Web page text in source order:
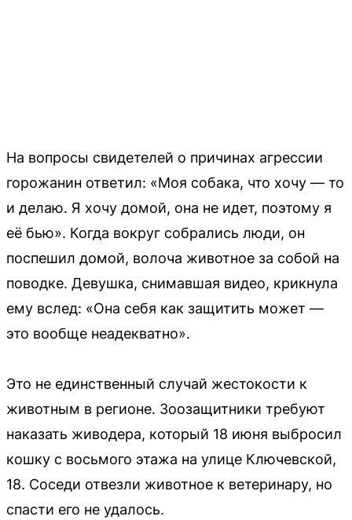
На вопросы свидетелей о причинах агрессии
горожанин ответил: «Моя собака, что хочу — то
и делаю. Я хочу домой, она не идет, поэтому я
её бью». Когда вокруг собрались люди, он
поспешил домой, волоча животное за собой на
поводке. Девушка, снимавшая видео, крикнула
ему вслед: «Она себя как защитить может —
это вообще неадекватно».
Это не единственный случай жестокости к
животным в регионе. Зоозащитники требуют
наказать живодера, который 18 июня выбросил
кошку с восьмого этажа на улице Ключевской,
18. Соседи отвезли животное к ветеринару, но
спасти его не удалось.